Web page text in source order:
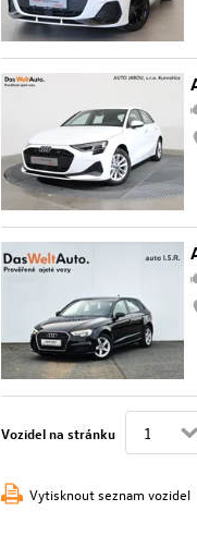
Vozidel na stránku
Vytisknout seznam vozidel